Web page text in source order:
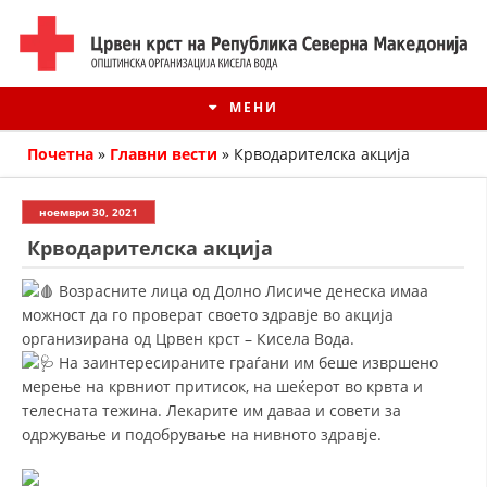
МЕНИ
ИСТОРИЈАТ НА ЦКРМ
Почетна » Главни вести » Крводарителска акција
ноември 30, 2021
Крводарителска акција
Возрасните лица од Долно Лисиче денеска имаа
можност да го проверат своето здравје во акција
организирана од Црвен крст – Кисела Вода.
На заинтересираните граѓани им беше извршено
мерење на крвниот притисок, на шеќерот во крвта и
телесната тежина. Лекарите им даваа и совети за
одржување и подобрување на нивното здравје.